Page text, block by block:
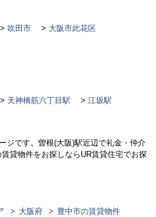
吹田市 大阪市此花区
天神橋筋六丁目駅 江坂駅
ジです。曽根(大阪)駅近辺で礼金・仲介
貸物件をお探しならUR賃貸住宅でお探
大阪府
豊中市の賃貸物件